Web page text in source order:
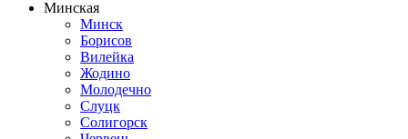
Минская
Минск
Борисов
Вилейка
Жодино
Молодечно
Слуцк
Солигорск